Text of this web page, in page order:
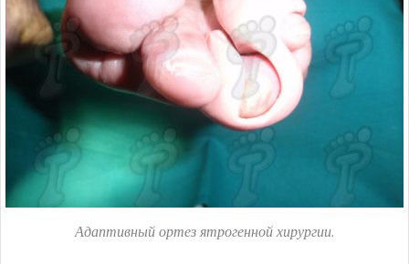
Адаптивный ортез ятрогенной хирургии.